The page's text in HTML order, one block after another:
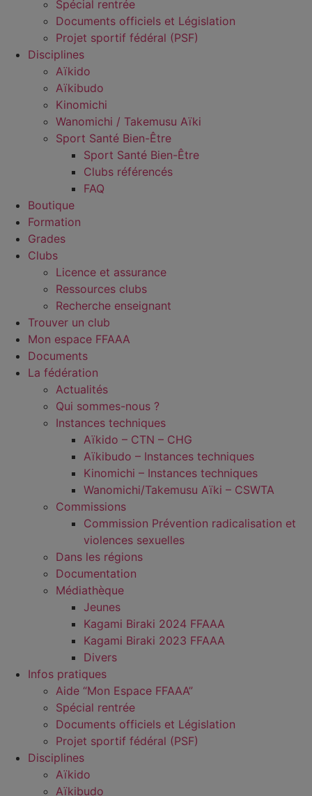
Spécial rentrée
Documents officiels et Législation
Projet sportif fédéral (PSF)
Disciplines
Aïkido
Aïkibudo
Kinomichi
Wanomichi / Takemusu Aïki
Sport Santé Bien-Être
Sport Santé Bien-Être
Clubs référencés
FAQ
Boutique
Formation
Grades
Clubs
Licence et assurance
Ressources clubs
Recherche enseignant
Trouver un club
Mon espace FFAAA
Documents
La fédération
Actualités
Qui sommes-nous ?
Instances techniques
Aïkido – CTN – CHG
Aïkibudo – Instances techniques
Kinomichi – Instances techniques
Wanomichi/Takemusu Aïki – CSWTA
Commissions
Commission Prévention radicalisation et
violences sexuelles
Dans les régions
Documentation
Médiathèque
Jeunes
Kagami Biraki 2024 FFAAA
Kagami Biraki 2023 FFAAA
Divers
Infos pratiques
Aide “Mon Espace FFAAA”
Spécial rentrée
Documents officiels et Législation
Projet sportif fédéral (PSF)
Disciplines
Aïkido
Aïkibudo